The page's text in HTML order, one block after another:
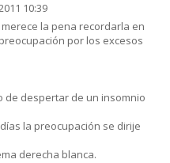
10:39
la pena recordarla en
por los excesos
de despertar de un insomnio
la preocupación se dirije
derecha blanca.